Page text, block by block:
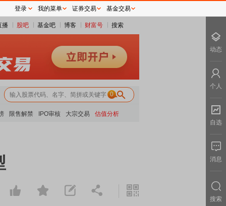
播 股吧 基金吧 博客 财富号 搜索
0
限售解禁 IPO审核 大宗交易 估值分析
登录 我的菜单 证券交易 基金交易
动态
个人
自选
消息
搜索